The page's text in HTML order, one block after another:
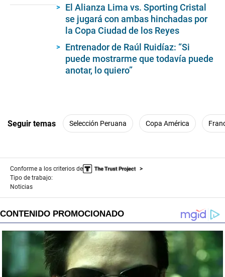
El Alianza Lima vs. Sporting Cristal
se jugará con ambas hinchadas por
la Copa Ciudad de los Reyes
Entrenador de Raúl Ruidíaz: “Si
puede mostrarme que todavía puede
anotar, lo quiero”
Seguir temas Selección Peruana Copa América
Conforme a los criterios de
Tipo de trabajo:
Noticias